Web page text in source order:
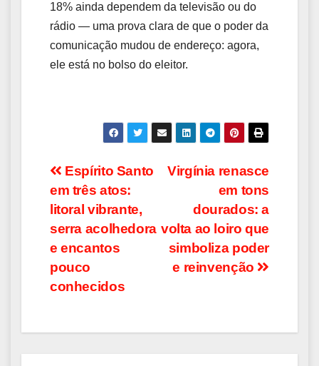
18% ainda dependem da televisão ou do
rádio — uma prova clara de que o poder da
comunicação mudou de endereço: agora,
ele está no bolso do eleitor.
Navegação
de
Post
Virgínia renasce
em tons
dourados: a
volta ao loiro que
simboliza poder
e reinvenção
Espírito Santo
em três atos:
litoral vibrante,
serra acolhedora
e encantos
pouco
conhecidos